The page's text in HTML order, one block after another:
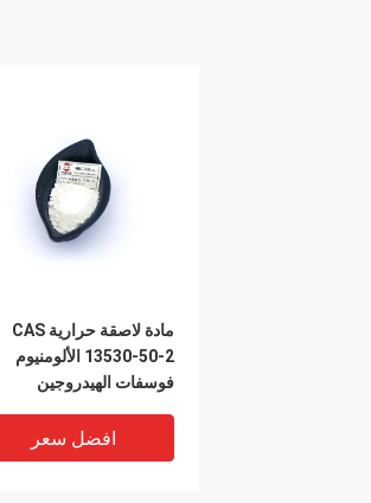
مادة لاصقة حرارية CAS
13530-50-2 الألومنيوم
فوسفات الهيدروجين
افضل سعر